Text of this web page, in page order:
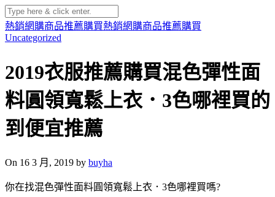
熱銷網購商品推薦購買熱銷網購商品推薦購買
Uncategorized
2019衣服推薦購買混色彈性面
料圓領寬鬆上衣．3色哪裡買的
到便宜推薦
On 16 3 月, 2019 by buyha
你在找混色彈性面料圓領寬鬆上衣．3色哪裡買嗎?